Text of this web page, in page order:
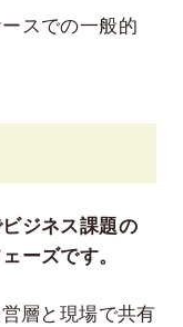
スでの一般的
ジネス課題の
ーズです。
層と現場で共有